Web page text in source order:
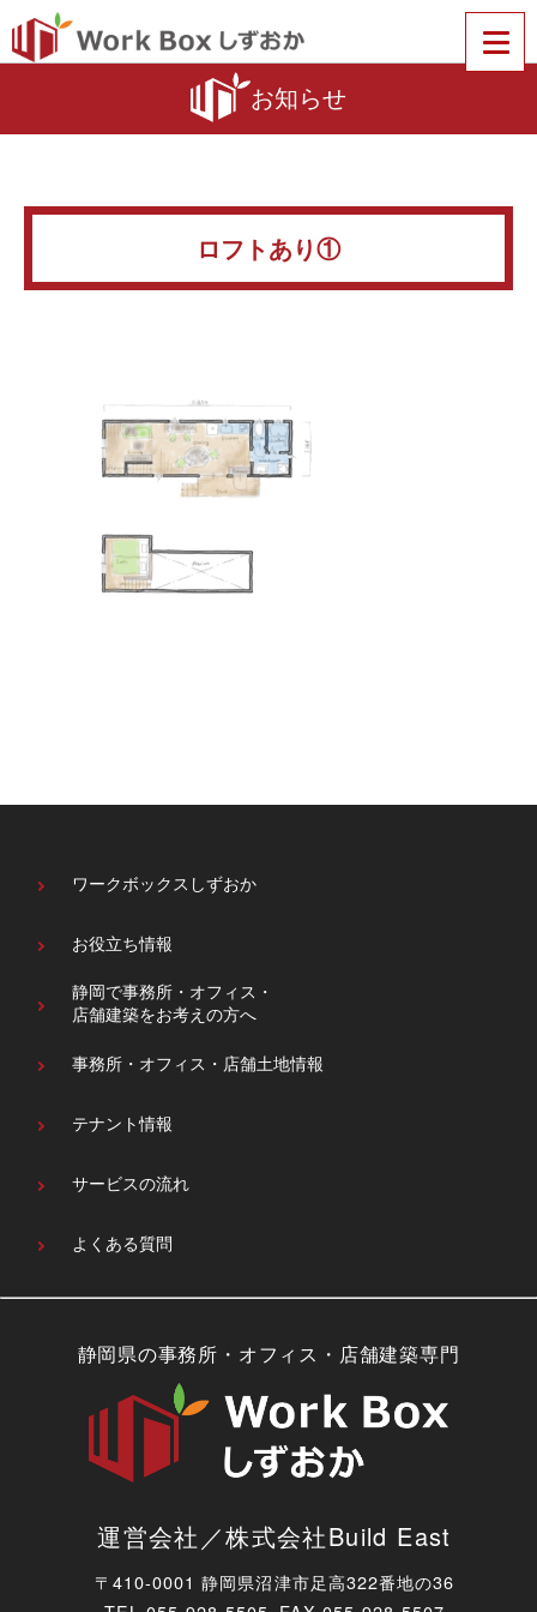
お知らせ
ロフトあり①
ワークボックスしずおか
お役立ち情報
静岡で事務所・オフィス・
店舗建築をお考えの方へ
事務所・オフィス・ 店舗土地情報
テナント情報
サービスの流れ
よくある質問
静岡県の事務所・オフィス・店舗建築専門
運営会社／株式会社Build East
〒410-0001 静岡県沼津市足高322番地の36